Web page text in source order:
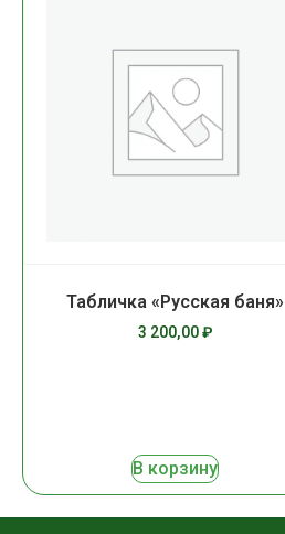
Табличка «Русская баня»
3 200,00₽
В корзину